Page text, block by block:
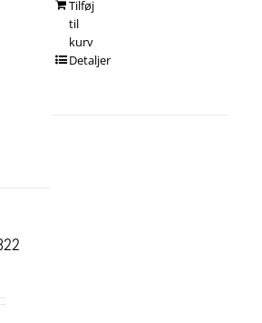
Tilføj
til
kurv
Detaljer